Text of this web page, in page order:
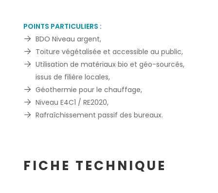
POINTS PARTICULIERS :
BDO Niveau argent,
Toiture végétalisée et accessible au public,
Utilisation de matériaux bio et géo-sourcés,
issus de filière locales,
Géothermie pour le chauffage,
Niveau E4C1 / RE2020,
Rafraîchissement passif des bureaux.
FICHE TECHNIQUE